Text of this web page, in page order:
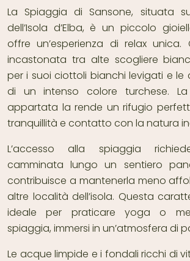
La Spiaggia di Sansone, situata
dell’Isola d’Elba, è un piccolo
offre un’esperienza di relax unica.
incastonata tra alte scogliere
per i suoi ciottoli bianchi levigati e le
di un intenso colore turchese.
appartata la rende un rifugio
tranquillità e contatto con la natura
L’accesso alla spiaggia
camminata lungo un sentiero
contribuisce a mantenerla meno
altre località dell’isola. Questa
ideale per praticare yoga o
spiaggia, immersi in un’atmosfera di
Le acque limpide e i fondali ricchi di